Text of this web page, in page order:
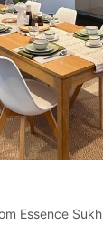
เครื่องทำน้ำ
ร์ห้องครัว พร้
รตลอด 24 ชั่ว
องวงจรปิด
ำเกลือ) ฟิตเ
ความเพื่อขอข้